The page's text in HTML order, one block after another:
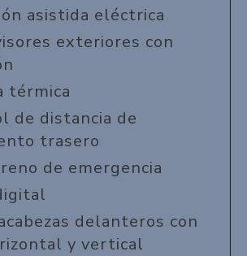
asistida eléctrica
exteriores con
térmica
de distancia de
trasero
de emergencia
delanteros con
y vertical